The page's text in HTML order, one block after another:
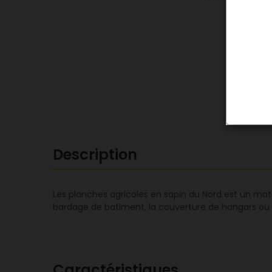
Description
Les planches agricoles en sapin du Nord est un
bardage de batiment, la couverture de hangars ou